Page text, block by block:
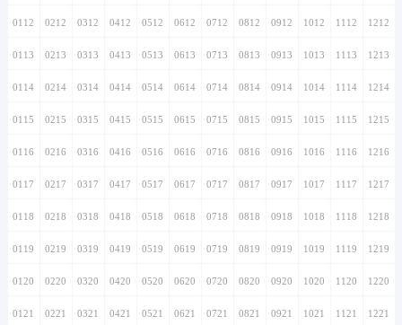
0112 0212 0312 0412 0512 0612 0712 0812 0912 1012 1112 1212
0113 0213 0313 0413 0513 0613 0713 0813 0913 1013 1113 1213
0114 0214 0314 0414 0514 0614 0714 0814 0914 1014 1114 1214
0115 0215 0315 0415 0515 0615 0715 0815 0915 1015 1115 1215
0116 0216 0316 0416 0516 0616 0716 0816 0916 1016 1116 1216
0117 0217 0317 0417 0517 0617 0717 0817 0917 1017 1117 1217
0118 0218 0318 0418 0518 0618 0718 0818 0918 1018 1118 1218
0119 0219 0319 0419 0519 0619 0719 0819 0919 1019 1119 1219
0120 0220 0320 0420 0520 0620 0720 0820 0920 1020 1120 1220
0121 0221 0321 0421 0521 0621 0721 0821 0921 1021 1121 1221